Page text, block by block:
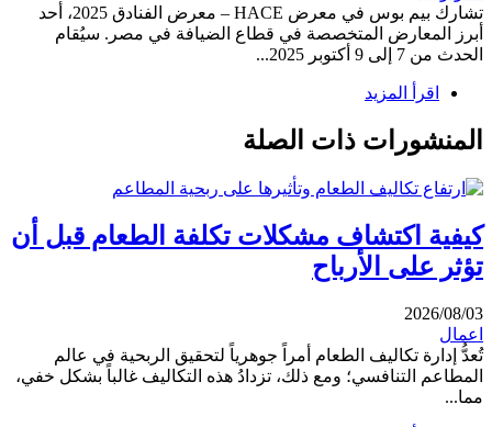
تشارك بيم بوس في معرض HACE – معرض الفنادق 2025، أحد
أبرز المعارض المتخصصة في قطاع الضيافة في مصر. سيُقام
الحدث من 7 إلى 9 أكتوبر 2025...
اقرأ المزيد
المنشورات ذات الصلة
كيفية اكتشاف مشكلات تكلفة الطعام قبل أن
تؤثر على الأرباح
2026/08/03
اعمال
تُعدُّ إدارة تكاليف الطعام أمراً جوهرياً لتحقيق الربحية في عالم
المطاعم التنافسي؛ ومع ذلك، تزدادُ هذه التكاليف غالباً بشكل خفي،
مما...